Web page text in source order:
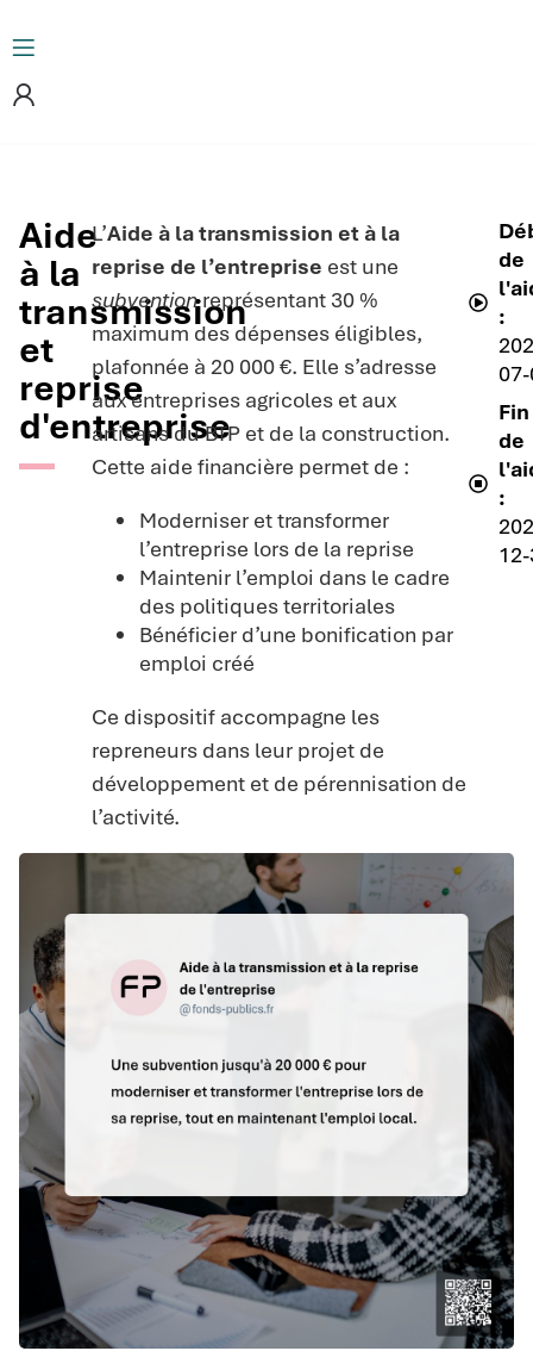
Aide
à la
transmission
et
reprise
d'entreprise
L’Aide à la transmission et à la
reprise de l’entreprise est une
subventionreprésentant 30 %
maximum des dépenses éligibles,
plafonnée à 20 000 €. Elle s’adresse
aux entreprises agricoles et aux
artisans du BTP et de la construction.
Cette aide financière permet de :
Moderniser et transformer
l’entreprise lors de la reprise
Maintenir l’emploi dans le cadre
des politiques territoriales
Bénéficier d’une bonification par
emploi créé
Ce dispositif accompagne les
repreneurs dans leur projet de
développement et de pérennisation de
l’activité.
de
:
Fin
de
: